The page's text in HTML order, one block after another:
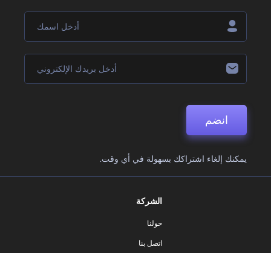
انضم
يمكنك إلغاء اشتراكك بسهولة في أي وقت.
الشركة
حولنا
اتصل بنا